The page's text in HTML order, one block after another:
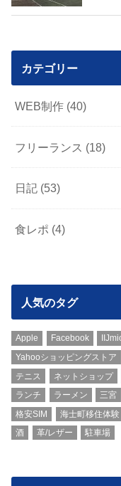
カテゴリー
WEB制作 (40)
フリーランス (18)
日記 (53)
食レポ (4)
人気のタグ
Apple Facebook
Yahooショッピングストア
テニス
ネットショップ
ランチ
ラーメン 三宮
格安SIM
海士町移住体験
酒
革/レザー 駐車場